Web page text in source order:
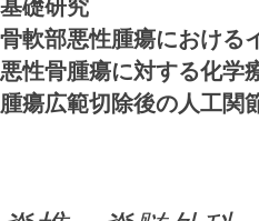
基礎研究
骨軟部悪性腫瘍における
悪性骨腫瘍に対する化学
腫瘍広範切除後の人工関